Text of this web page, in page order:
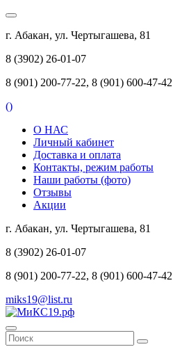
г. Абакан, ул. Чертыгашева, 81
8 (3902) 26-01-07
8 (901) 200-77-22, 8 (901) 600-47-42
()
О НАС
Личный кабинет
Доставка и оплата
Контакты, режим работы
Наши работы (фото)
Отзывы
Акции
г. Абакан, ул. Чертыгашева, 81
8 (3902) 26-01-07
8 (901) 200-77-22, 8 (901) 600-47-42
miks19@list.ru